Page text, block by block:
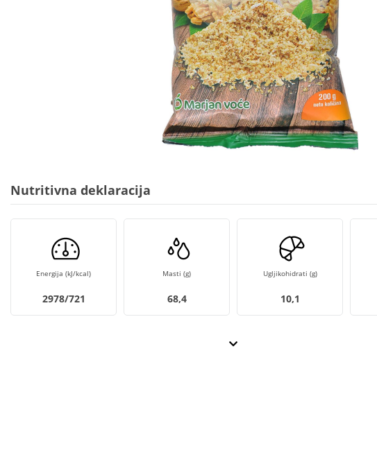
Nutritivna deklaracija
Energija (kJ/kcal)
2978/721
Masti (g)
68,4
Ugljikohidrati (g)
10,1